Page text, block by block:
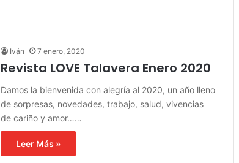
Iván 7 enero, 2020
Revista LOVE Talavera Enero 2020
Damos la bienvenida con alegría al 2020, un año lleno
de sorpresas, novedades, trabajo, salud, vivencias
de cariño y amor……
Leer Más »